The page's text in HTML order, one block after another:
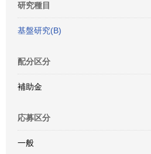
研究種目
基盤研究(B)
配分区分
補助金
応募区分
一般